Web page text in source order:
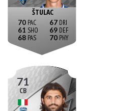
ŠTULAC
70
61
68
67
69
70
71
CB